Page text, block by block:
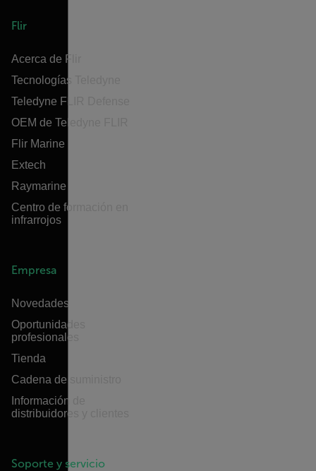
Flir
Acerca de Flir
Tecnologías Teledyne
Teledyne FLIR Defense
OEM de Teledyne FLIR
Flir Marine
Extech
Raymarine
Centro de formación en
infrarrojos
Empresa
Novedades
Oportunidades
profesionales
Tienda
Cadena de suministro
Información de
distribuidores y clientes
Soporte y servicio